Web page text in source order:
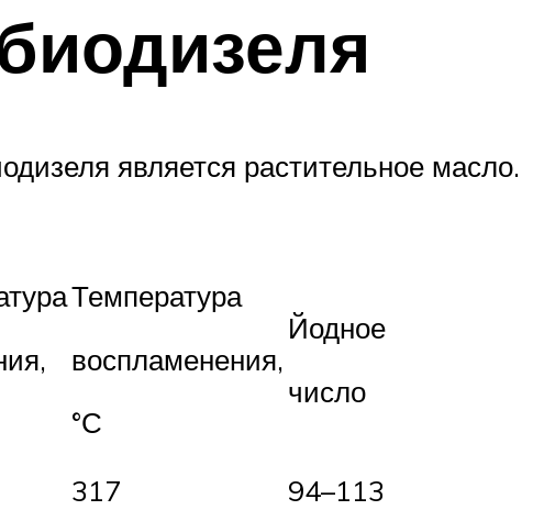
является растительное масло.
Температура
воспламенения,
°С
Йодное
число
317
94–113